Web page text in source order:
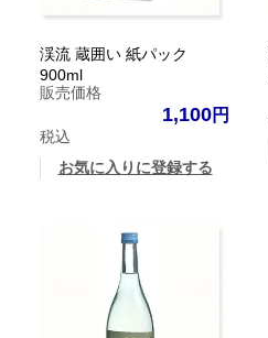
渓流 蔵囲い 紙パック
900ml
販売価格
1,100
税込
お気に入りに登録する